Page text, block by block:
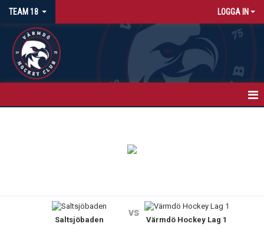
TEAM 18 LOGGA IN
Saltsjöbaden
vs
Värmdö Hockey Lag 1